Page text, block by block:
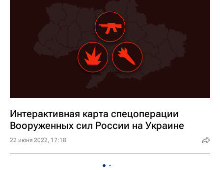
Интерактивная карта спецоперации
Вооруженных сил России на Украине
22 июня 2022, 17:18